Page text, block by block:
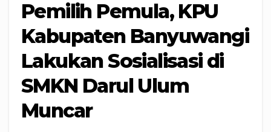
Pemilih Pemula, KPU
Kabupaten Banyuwangi
Lakukan Sosialisasi di
SMKN Darul Ulum
Muncar